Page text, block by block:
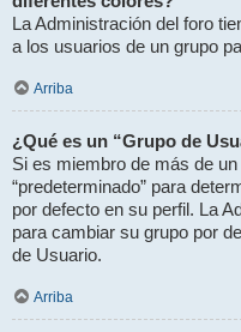
La Administración del foro
a los usuarios de un grupo
Arriba
¿Qué es un “Grupo de
Si es miembro de más de
“predeterminado” para
por defecto en su perfil. La
para cambiar su grupo por
de Usuario.
Arriba